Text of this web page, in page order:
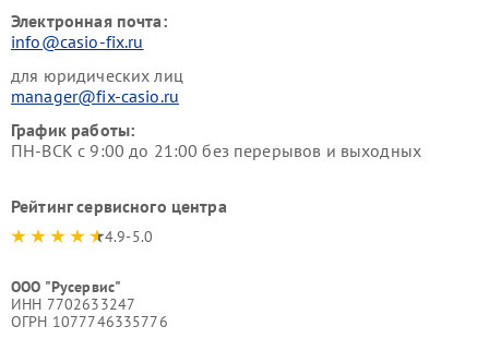
Электронная почта:
info@casio-fix.ru
для юридических лиц
manager@fix-casio.ru
График работы:
ПН-ВСК с 9:00 до 21:00 без перерывов и выходных
Рейтинг сервисного центра
4.9-5.0
ООО "Русервис"
ИНН 7702633247
ОГРН 1077746335776